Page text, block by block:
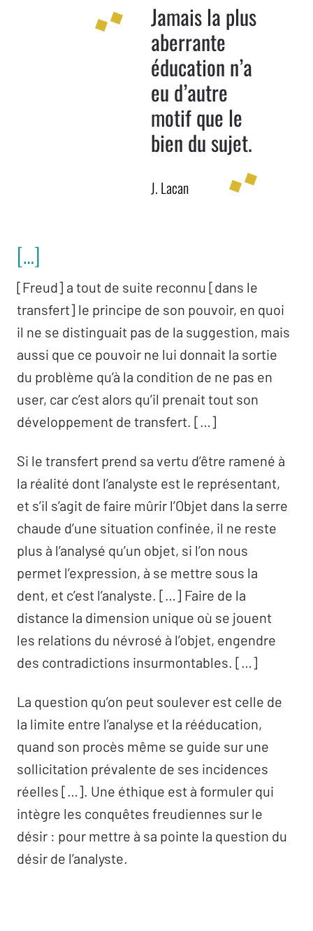
Jamais la plus
aberrante
éducation n’a
eu d’autre
motif que le
bien du sujet.
J. Lacan
[…]
[Freud] a tout de suite reconnu [dans le
transfert] le principe de son pouvoir, en quoi
il ne se distinguait pas de la suggestion, mais
aussi que ce pouvoir ne lui donnait la sortie
du problème qu’à la condition de ne pas en
user, car c’est alors qu’il prenait tout son
développement de transfert. […]
Si le transfert prend sa vertu d’être ramené à
la réalité dont l’analyste est le représentant,
et s’il s’agit de faire mûrir l’Objet dans la serre
chaude d’une situation confinée, il ne reste
plus à l’analysé qu’un objet, si l’on nous
permet l’expression, à se mettre sous la
dent, et c’est l’analyste. […] Faire de la
distance la dimension unique où se jouent
les relations du névrosé à l’objet, engendre
des contradictions insurmontables. […]
La question qu’on peut soulever est celle de
la limite entre l’analyse et la rééducation,
quand son procès même se guide sur une
sollicitation prévalente de ses incidences
réelles […]. Une éthique est à formuler qui
intègre les conquêtes freudiennes sur le
désir : pour mettre à sa pointe la question du
désir de l’analyste.